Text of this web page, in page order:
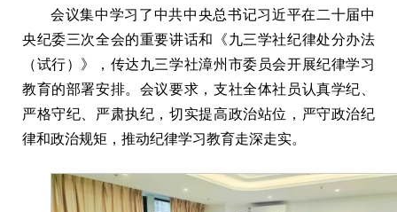
会议集中学习了中共中央总书记习近平在二十届中
央纪委三次全会的重要讲话和《九三学社纪律处分办法
（试行）》，传达九三学社漳州市委员会开展纪律学习
教育的部署安排。会议要求，支社全体社员认真学纪、
严格守纪、严肃执纪，切实提高政治站位，严守政治纪
律和政治规矩，推动纪律学习教育走深走实。